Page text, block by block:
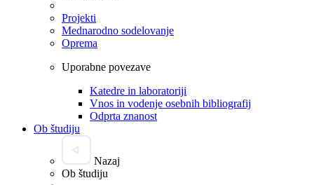
Projekti
Mednarodno sodelovanje
Oprema
Uporabne povezave
Katedre in laboratoriji
Vnos in vodenje osebnih bibliografij
Odprta znanost
Ob študiju
Nazaj
Ob študiju